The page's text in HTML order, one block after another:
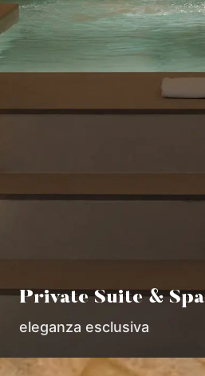
Private Suite & Spa
eleganza esclusiva